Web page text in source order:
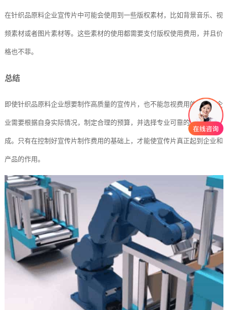
在针织品原料企业宣传片中可能会使用到一些版权素材，比如背景音乐、视
频素材或者图片素材等。这些素材的使用都需要支付版权使用费用，并且价
格也不菲。
总结
即使针织品原料企业想要制作高质量的宣传片，也不能忽视费用的问题。企
业需要根据自身实际情况，制定合理的预算，并选择专业可靠的团队来完
成。只有在控制好宣传片制作费用的基础上，才能使宣传片真正起到企业和
产品的作用。